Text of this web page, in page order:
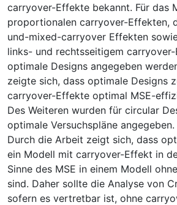
carryover-Effekte bekannt. Für das
proportionalen carryover-Effekten,
und-mixed-carryover Effekten
links- und rechtsseitigem
optimale Designs angegeben
zeigte sich, dass optimale Designs
carryover-Effekte optimal MSE-
Des Weiteren wurden für circular
optimale Versuchspläne angegeben.
Durch die Arbeit zeigt sich, dass
ein Modell mit carryover-Effekt in
Sinne des MSE in einem Modell
sind. Daher sollte die Analyse von
sofern es vertretbar ist, ohne